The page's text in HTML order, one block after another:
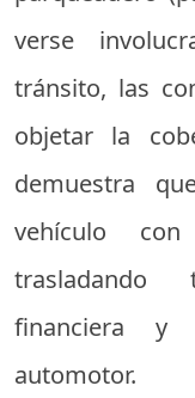
verse
tránsito, las
objetar la
demuestra
vehículo
trasladando
financiera y
automotor.